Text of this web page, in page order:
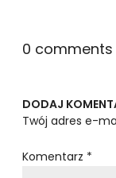
0 comments
DODAJ
Twój adres e-
Komentarz *